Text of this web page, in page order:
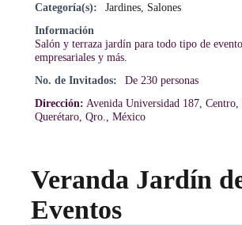
Categoría(s): Jardines, Salones
Información
Salón y terraza jardín para todo tipo de
empresariales y más.
No. de Invitados:
De 230 personas
Dirección: Avenida Universidad 187, Centro,
Querétaro, Qro., México
Veranda Jardín
Eventos